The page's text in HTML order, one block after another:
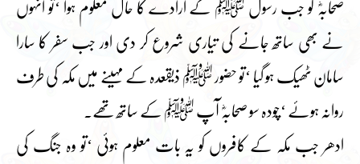
صحابہؓ کو جب رسول ﷺ کے ارادے کا حال معلوم ہوا ‘تو انہوں
نے بھی ساتھ جانے کی تیاری شروع کر دی اور جب سفر کا سارا
سامان ٹھیک ہو گیا ‘تو حضور ﷺ ذیقعدہ کے مہینے میں مکہ کی طرف
روانہ ہوئے ‘چودہ سو صحابہؓ آپ ﷺ کے ساتھ تھے۔
ادھر جب مکہ کے کافروں کو یہ بات معلوم ہوئی ‘تو وہ جنگ کی